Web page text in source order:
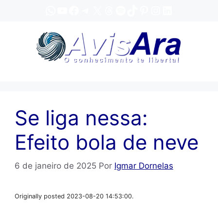
Se liga nessa:
Efeito bola de neve
6 de janeiro de 2025 Por Igmar Dornelas
Originally posted 2023-08-20 14:53:00.